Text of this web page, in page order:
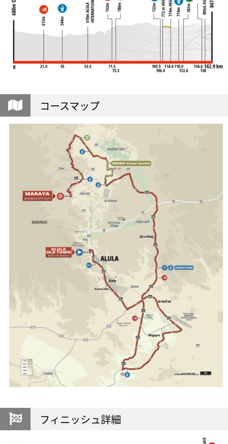
コースマップ
フィニッシュ詳細